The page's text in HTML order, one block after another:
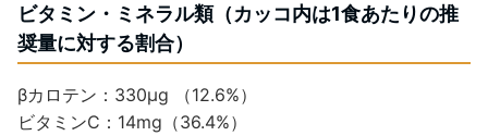
ビタミン・ミネラル類（カッコ内は1食あたりの推
奨量に対する割合）
βカロテン：330μg （12.6%）
ビタミンC：14mg（36.4%）